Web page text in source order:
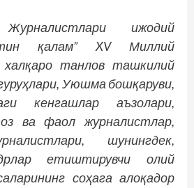
ижодий
қалам” XV Миллий
танлов ташкилий
Уюшма бошқаруви,
кенгашлар аъзолари,
ва фаол журналистлар,
шунингдек,
етиштирувчи олий
соҳага алоқадор